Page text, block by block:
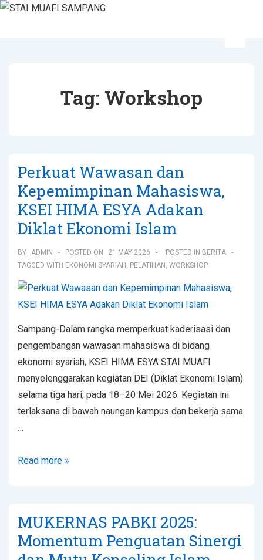
Tag: Workshop
Perkuat Wawasan dan
Kepemimpinan Mahasiswa,
KSEI HIMA ESYA Adakan
Diklat Ekonomi Islam
BY ADMIN POSTED ON 21 MAY 2026 POSTED IN BERITA
TAGGED WITH EKONOMI SYARIAH , PELATIHAN , WORKSHOP
Sampang-Dalam rangka memperkuat kaderisasi dan
pengembangan wawasan mahasiswa di bidang
ekonomi syariah, KSEI HIMA ESYA STAI MUAFI
menyelenggarakan kegiatan DEI (Diklat Ekonomi Islam)
selama tiga hari, pada 18–20 Mei 2026. Kegiatan ini
terlaksana di bawah naungan kampus dan bekerja sama
…
Read more »
MUKERNAS PABKI 2025:
Momentum Penguatan Sinergi